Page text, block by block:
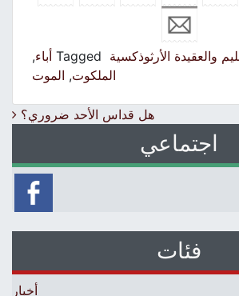
والعقيدة الأرثوذكسية Tagged أباء,
الملكوت,الموت
Postهل قداس الأحد ضروري؟
اجتماعي
فئات
أخبار